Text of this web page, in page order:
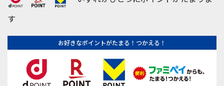
す
お好きなポイントがたまる！つかえる！